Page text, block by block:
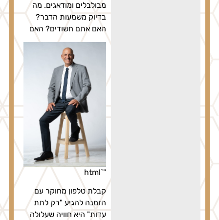
מבולבלים ומודאגים. מה
בדיוק משמעות הדבר?
האם אתם חשודים? האם
קבלת טלפון מחוקר עם
הזמנה להגיע "רק לתת
עדות" היא חוויה שעלולה